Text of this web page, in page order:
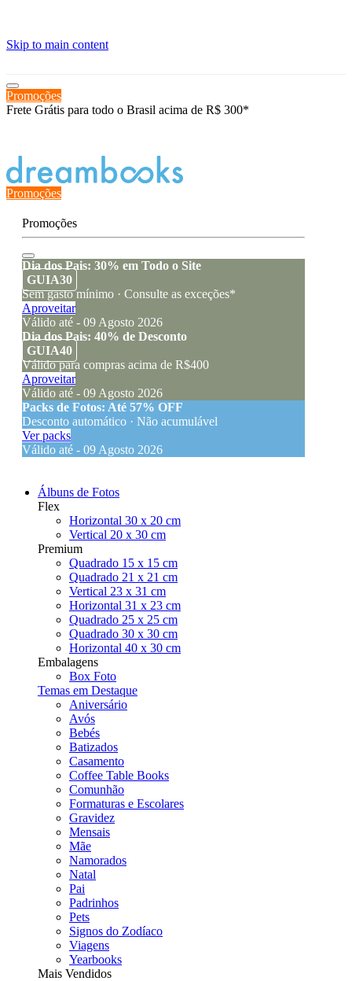
Skip to main content
Promoções
Frete Grátis para todo o Brasil acima de R$ 300*
Promoções
Promoções
Dia dos Pais: 30% em Todo o Site
GUIA30
Sem gasto mínimo · Consulte as exceções*
Aproveitar
Válido até - 09 Agosto 2026
Dia dos Pais: 40% de Desconto
GUIA40
Válido para compras acima de R$400
Aproveitar
Válido até - 09 Agosto 2026
Packs de Fotos: Até 57% OFF
Desconto automático · Não acumulável
Ver packs
Válido até - 09 Agosto 2026
Álbuns de Fotos
Flex
Horizontal 30 x 20 cm
Vertical 20 x 30 cm
Premium
Quadrado 15 x 15 cm
Quadrado 21 x 21 cm
Vertical 23 x 31 cm
Horizontal 31 x 23 cm
Quadrado 25 x 25 cm
Quadrado 30 x 30 cm
Horizontal 40 x 30 cm
Embalagens
Box Foto
Temas em Destaque
Aniversário
Avós
Bebés
Batizados
Casamento
Coffee Table Books
Comunhão
Formaturas e Escolares
Gravidez
Mensais
Mãe
Namorados
Natal
Pai
Padrinhos
Pets
Signos do Zodíaco
Viagens
Yearbooks
Mais Vendidos
≡